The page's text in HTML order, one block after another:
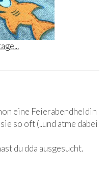
eine Feierabendheldin
so oft (..und atme dabei
du dda ausgesucht.